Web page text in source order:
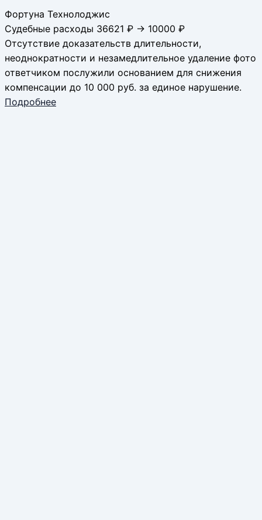
Фортуна Технолоджис
Судебные расходы 36621 ₽ → 10000 ₽
Отсутствие доказательств длительности,
неоднократности и незамедлительное удаление фото
ответчиком послужили основанием для снижения
компенсации до 10 000 руб. за единое нарушение.
Подробнее